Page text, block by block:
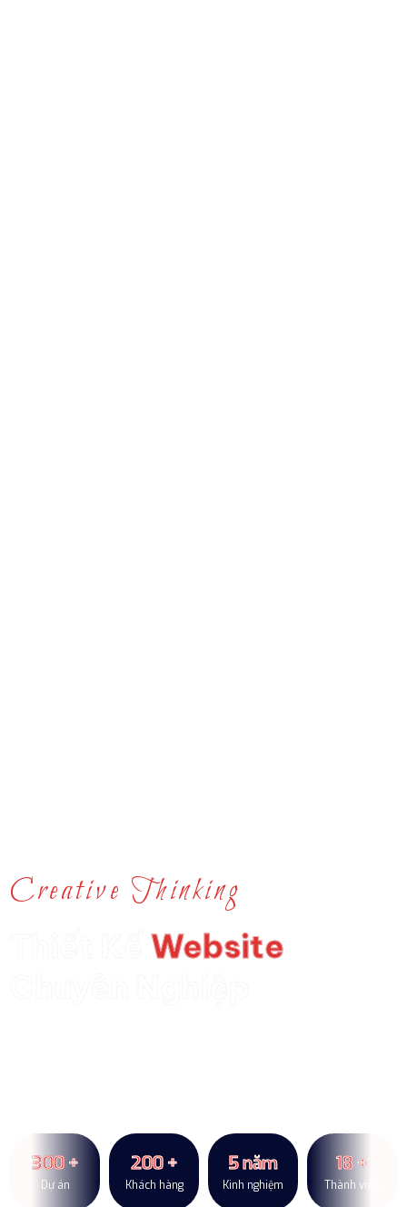
Creative Thinking
Thiết KếWebsite
300 +
Dự án
200 +
Khách hàng
5năm
Kinh nghiệm
18 +
Thành viên